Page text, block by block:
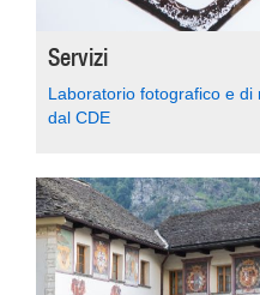
Servizi
Laboratorio fotografico e
dal CDE